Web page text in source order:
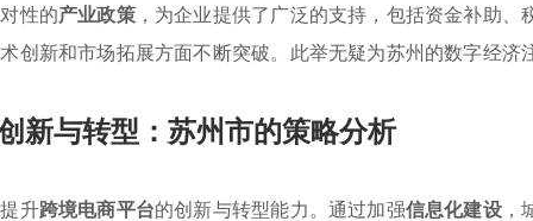
性的产业政策，为企业提供了广泛的支持，包括资金补助、
创新和市场拓展方面不断突破。此举无疑为苏州的数字经济
新与转型：苏州市的策略分析
升跨境电商平台的创新与转型能力。通过加强信息化建设，